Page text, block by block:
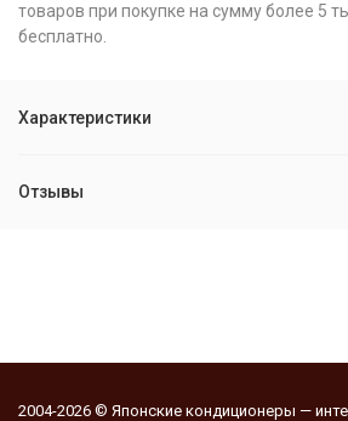
товаров при покупке на сумму более 5
бесплатно.
Характеристики
Отзывы
2004-2026 © Японские кондиционеры —